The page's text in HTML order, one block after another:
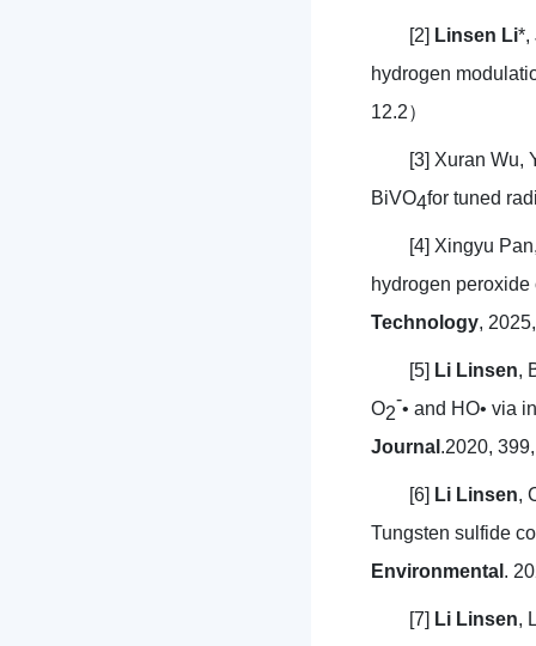
[2] Linsen Li*,
hydrogen
12.2）
[3] Xuran Wu,
BiVO4for tuned
[4] Xingyu
hydrogen
Technology,
[5] Li Linsen,
O2
-• and HO• via
Journal .2020,
[6] Li Linsen,
Tungsten sulfide
Environmental .
[7] Li Linsen,